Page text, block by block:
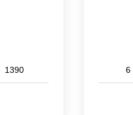
1390 6